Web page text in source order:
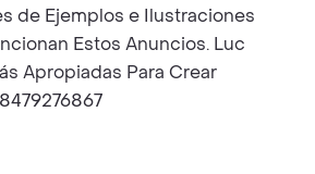
de Ejemplos e Ilustraciones
Estos Anuncios. Luc
Apropiadas Para Crear